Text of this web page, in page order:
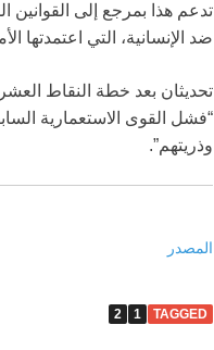
تدعم هذا بمرجع إلى القوانين
ضد الإنسانية، التي اعتمدتها
“فشل القوى الاستعمارية
وذريتهم”.
المصدر
TAGGED
1
2